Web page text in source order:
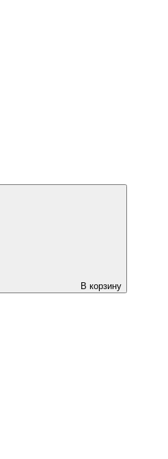
В корзину